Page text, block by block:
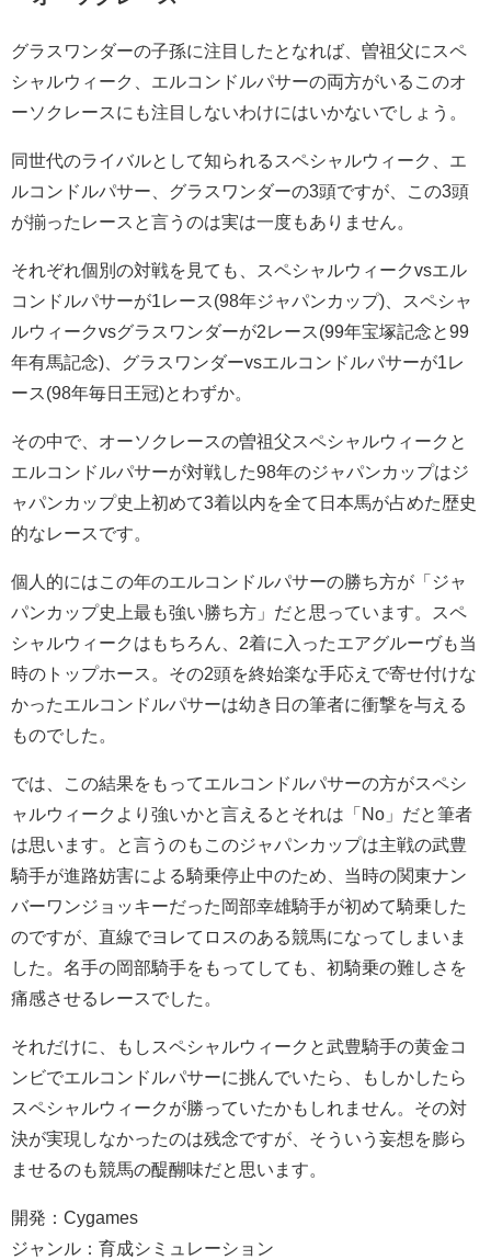
グラスワンダーの子孫に注目したとなれば、曽祖父にスペ
シャルウィーク、エルコンドルパサーの両方がいるこのオ
ーソクレースにも注目しないわけにはいかないでしょう。
同世代のライバルとして知られるスペシャルウィーク、エ
ルコンドルパサー、グラスワンダーの3頭ですが、この3頭
が揃ったレースと言うのは実は一度もありません。
それぞれ個別の対戦を見ても、スペシャルウィークvsエル
コンドルパサーが1レース(98年ジャパンカップ)、スペシャ
ルウィークvsグラスワンダーが2レース(99年宝塚記念と99
年有馬記念)、グラスワンダーvsエルコンドルパサーが1レ
ース(98年毎日王冠)とわずか。
その中で、オーソクレースの曽祖父スペシャルウィークと
エルコンドルパサーが対戦した98年のジャパンカップはジ
ャパンカップ史上初めて3着以内を全て日本馬が占めた歴史
的なレースです。
個人的にはこの年のエルコンドルパサーの勝ち方が「ジャ
パンカップ史上最も強い勝ち方」だと思っています。スペ
シャルウィークはもちろん、2着に入ったエアグルーヴも当
時のトップホース。その2頭を終始楽な手応えで寄せ付けな
かったエルコンドルパサーは幼き日の筆者に衝撃を与える
ものでした。
では、この結果をもってエルコンドルパサーの方がスペシ
ャルウィークより強いかと言えるとそれは「No」だと筆者
は思います。と言うのもこのジャパンカップは主戦の武豊
騎手が進路妨害による騎乗停止中のため、当時の関東ナン
バーワンジョッキーだった岡部幸雄騎手が初めて騎乗した
のですが、直線でヨレてロスのある競馬になってしまいま
した。名手の岡部騎手をもってしても、初騎乗の難しさを
痛感させるレースでした。
それだけに、もしスペシャルウィークと武豊騎手の黄金コ
ンビでエルコンドルパサーに挑んでいたら、もしかしたら
スペシャルウィークが勝っていたかもしれません。その対
決が実現しなかったのは残念ですが、そういう妄想を膨ら
ませるのも競馬の醍醐味だと思います。
開発：Cygames
ジャンル：育成シミュレーション